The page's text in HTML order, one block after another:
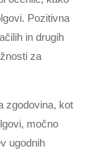
Pozitivna
in drugih
za
zgodovina, kot
močno
ugodnih